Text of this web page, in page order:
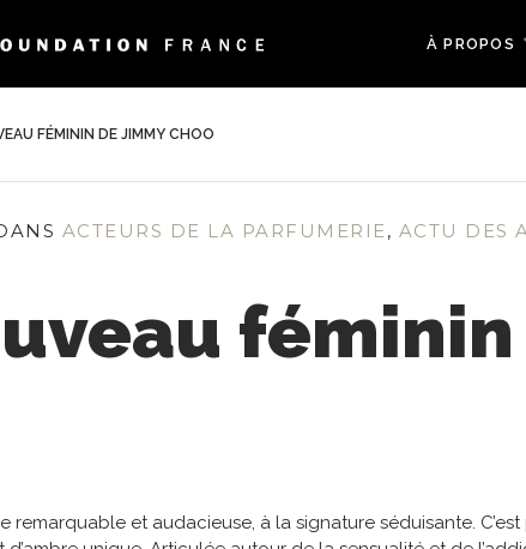
À PROPOS
FÉMININ DE JIMMY CHOO
ACTEURS DE LA PARFUMERIE, ACTU DES
féminin
remarquable et audacieuse, à la signature séduisante.